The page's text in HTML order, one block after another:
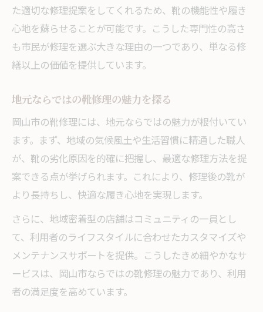
た適切な修理提案をしてくれるため、靴の機能性や履き
心地を蘇らせることが可能です。こうした専門性の高さ
も市民が修理を選ぶ大きな理由の一つであり、単なる修
繕以上の価値を提供しています。
地元ならではの靴修理の魅力を探る
岡山市の靴修理には、地元ならではの魅力が根付いてい
ます。まず、地域の気候風土や生活習慣に精通した職人
が、靴の劣化原因を的確に把握し、最適な修理方法を提
案できる点が挙げられます。これにより、修理後の靴が
より長持ちし、快適な履き心地を実現します。
さらに、地域密着型の店舗はコミュニティの一員とし
て、利用者のライフスタイルに合わせたカスタマイズや
メンテナンスサポートを提供。こうしたきめ細やかなサ
ービスは、岡山市ならではの靴修理の魅力であり、利用
者の満足度を高めています。